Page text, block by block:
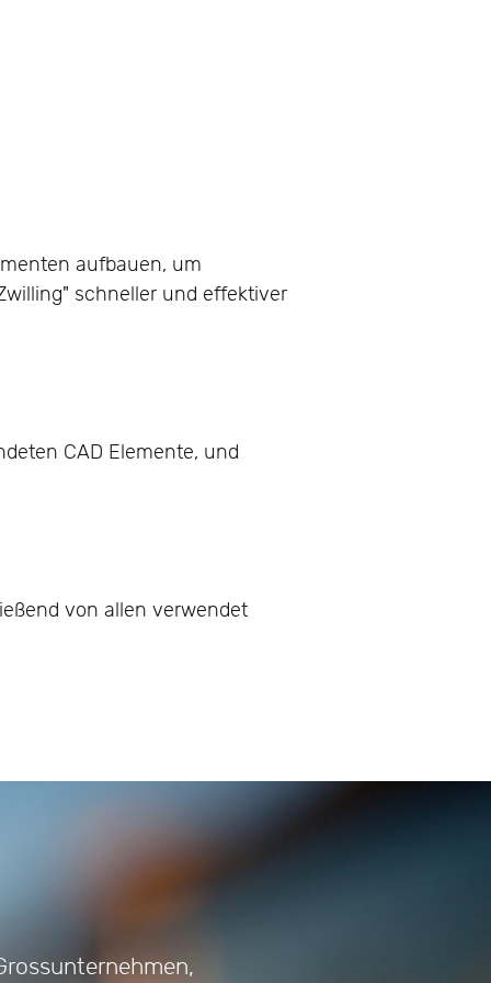
aufbauen, um
schneller und effektiver
CAD Elemente, und
von allen verwendet